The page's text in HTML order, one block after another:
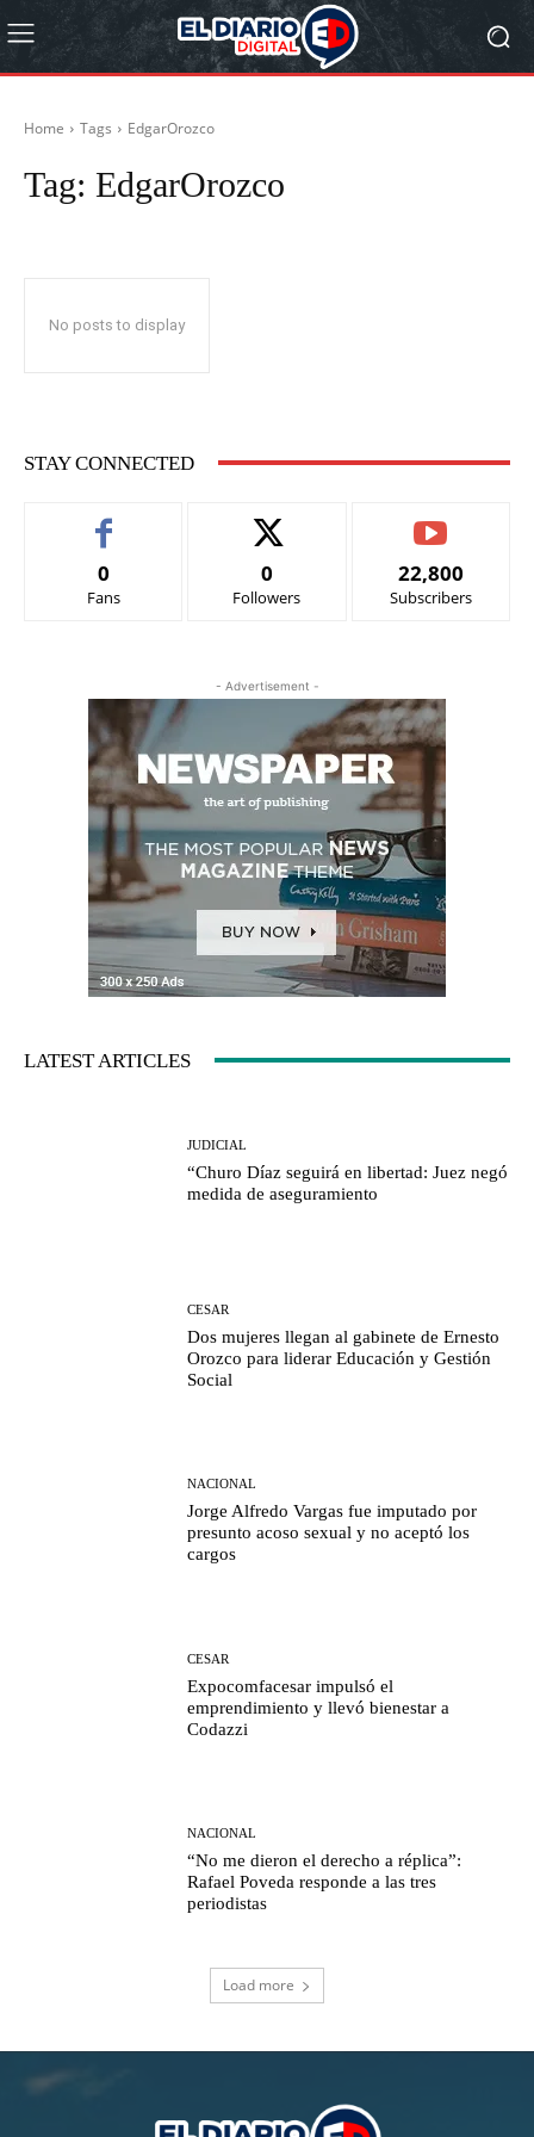
Home Tags EdgarOrozco
Tag: EdgarOrozco
No posts to display
STAY CONNECTED
0
Fans
0
Followers
22,800
Subscribers
- Advertisement -
LATEST ARTICLES
JUDICIAL
“Churo Díaz seguirá en libertad: Juez negó
medida de aseguramiento
CESAR
Dos mujeres llegan al gabinete de Ernesto
Orozco para liderar Educación y Gestión
Social
NACIONAL
Jorge Alfredo Vargas fue imputado por
presunto acoso sexual y no aceptó los
cargos
CESAR
Expocomfacesar impulsó el
emprendimiento y llevó bienestar a
Codazzi
NACIONAL
“No me dieron el derecho a réplica”:
Rafael Poveda responde a las tres
periodistas
Load more